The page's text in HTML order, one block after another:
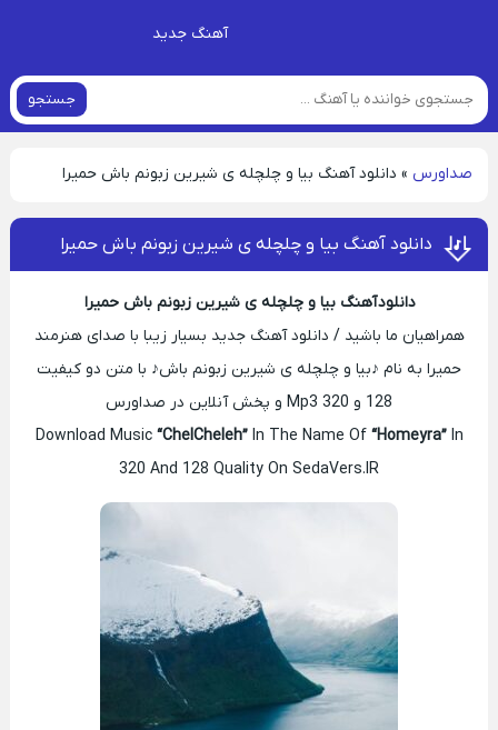
آهنگ جدید
جستجو
صداورس » دانلود آهنگ بیا و چلچله ی شیرین زبونم باش حمیرا
دانلود آهنگ بیا و چلچله ی شیرین زبونم باش حمیرا
دانلود آهنگ بیا و چلچله ی شیرین زبونم باش حمیرا
همراهیان ما باشید / دانلود آهنگ جدید بسیار زیبا با صدای هنرمند
حمیرا به نام ♪بیا و چلچله ی شیرین زبونم باش♪ با متن دو کیفیت
128 و 320 Mp3 و پخش آنلاین در صداورس
Download Music “ChelCheleh”In The Name Of “Homeyra”In
320 And 128 Quality On SedaVers.IR